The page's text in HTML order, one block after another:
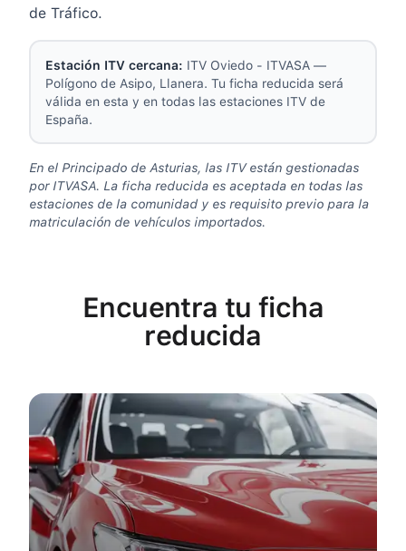
de Tráfico.
Estación ITV cercana: ITV Oviedo - ITVASA—
Polígono de Asipo, Llanera. Tu ficha reducida será
válida en esta y en todas las estaciones ITV de
España.
En el Principado de Asturias, las ITV están gestionadas
por ITVASA. La ficha reducida es aceptada en todas las
estaciones de la comunidad y es requisito previo para la
matriculación de vehículos importados.
Encuentra tu ficha
reducida